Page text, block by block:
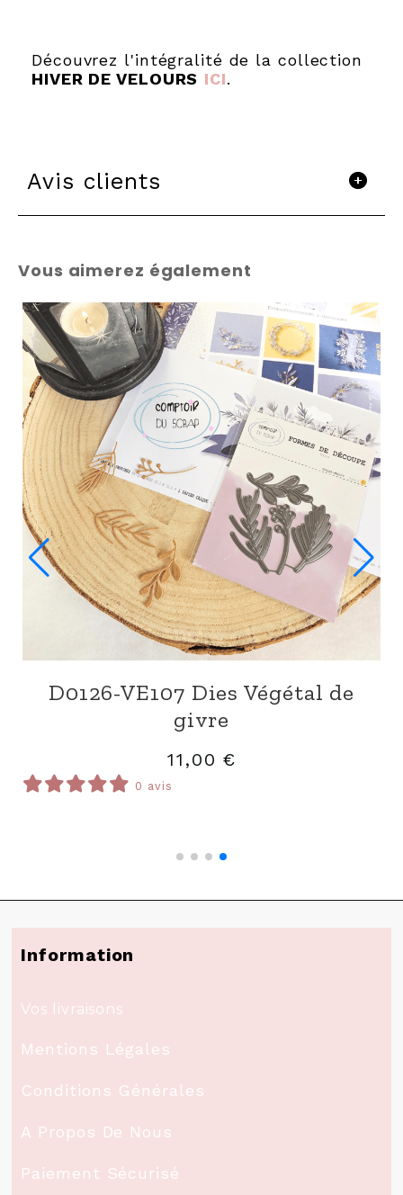
Découvrez l'intégralité de la collection
HIVER DE VELOURS ICI.
Avis clients
Vous aimerez également
T0126- SA313 Tampons
B.O.N.H.E.U.R
14,00
Information
Vos livraisons
Mentions Légales
Conditions Générales
A Propos De Nous
Paiement Sécurisé